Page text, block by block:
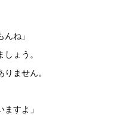
ね」
ょう。
ません。
ますよ」